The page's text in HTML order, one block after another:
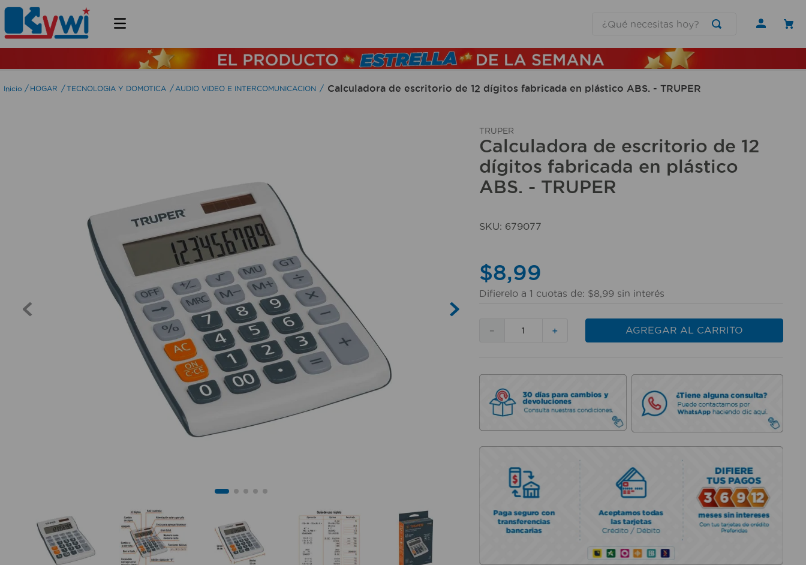
HOGAR TECNOLOGIA Y DOMOTICA AUDIO VIDEO E INTERCOMUNICACION Calculadora de escritorio de 12 dígitos fabricada en plástico ABS. - TRUPER
TRUPER
Calculadora de escritorio de 12
dígitos fabricada en plástico
ABS. - TRUPER
SKU: 679077
$8,99
Difierelo a 1 cuotas de: $8,99sin interés
＋
－ AGREGAR AL CARRITO
TÉRMINOS MÁS BUSCADOS
1.
lamparas
2.
ducha